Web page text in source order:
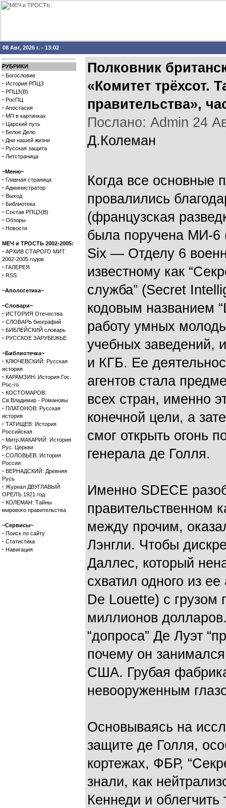
08 Авг, 2026 г. - 13:02
РУБРИКИ
· Богословие
· История РПЦЗ
· РПЦЗ(В)
· РосПЦ
· Апостасия
· МП в картинках
· Царский путь
· Белое Дело
· Дни нашей жизни
· Русская защита
· Литстраница
~Меню~
· Главная страница
· Администратор
· Выход
· Библиотека
· Состав РПЦЗ(В)
· Обзоры
· Новости
МЕЧ и ТРОСТЬ 2002-2005:
· АРХИВ СТАРОГО МИТ
2002-2005 годов
· ГАЛЕРЕЯ
· RSS
~Апологетика~
~Словари~
· ИСТОРИЯ Отечества
· СЛОВАРЬ биографий
· БИБЛЕЙСКИЙ словарь
· РУССКОЕ ЗАРУБЕЖЬЕ
~Библиотечка~
· КЛЮЧЕВСКИЙ: Русская
история
· КАРАМЗИН: История Гос.
Рос-го
· КОСТОМАРОВ:
Св.Владимир - Романовы
· ПЛАТОНОВ: Русская
история
· ТАТИЩЕВ: История
Российская
· Митр.МАКАРИЙ: История
Рус. Церкви
· СОЛОВЬЕВ: История
России
· ВЕРНАДСКИЙ: Древняя
Русь
· Журнал ДВУГЛАВЫЙ
ОРЕЛЪ 1921 год
· КОЛЕМАН: Тайны
мирового правительства
~Сервисы~
· Поиск по сайту
· Статистика
· Навигация
Полковник
«Комитет трёхсот.
правительства»,
Послано: Admin 24
Д.Колеман
Когда все основные
провалились
(французская
была поручена МИ-6
Six — Отделу 6
известному как
служба” (Secret
кодовым названием
работу умных
учебных заведений,
и КГБ. Ее
агентов стала
всех стран, именно
конечной цели, а
смог открыть огонь
генерала де Голля.
Именно SDECE
правительственном
между прочим,
Лэнгли. Чтобы
Даллес, который
схватил одного из
De Louette) с грузом
миллионов
“допроса” Де Луэт
почему он
США. Грубая
невооруженным
Основываясь на
защите де Голля,
кортежах, ФБР,
знали, как
Кеннеди и